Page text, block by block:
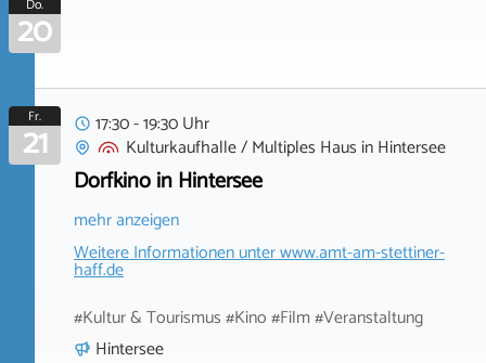
Do.
20
Fr.
21
17:30 - 19:30 Uhr
Kulturkaufhalle / Multiples Haus inHintersee
Dorfkino in Hintersee
mehr anzeigen
Weitere Informationen unterwww.amt-am-stettiner-
haff.de
#Kultur & Tourismus #Kino #Film #Veranstaltung
Hintersee